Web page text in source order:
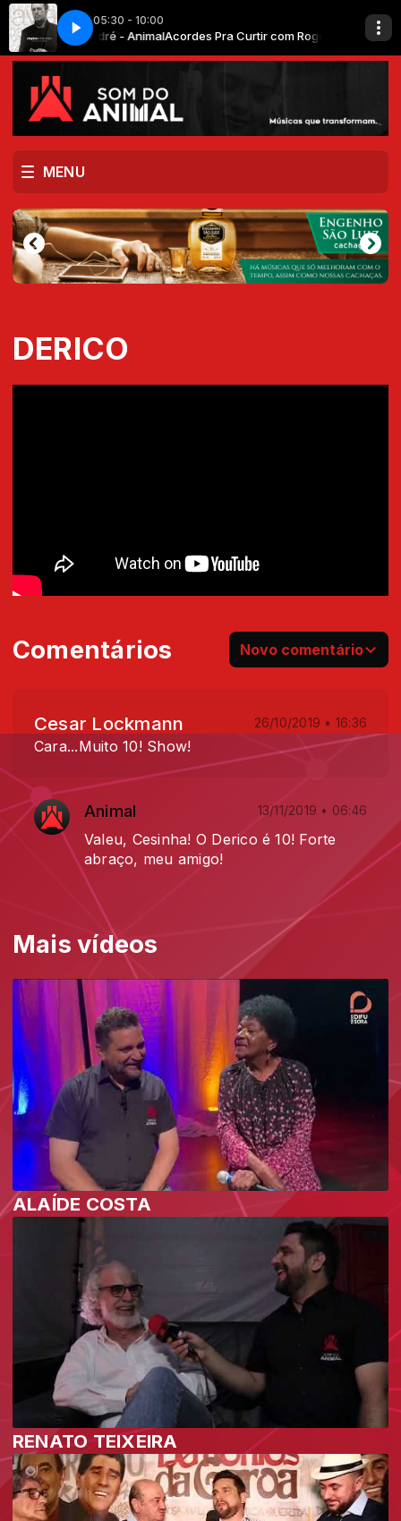
05:30 - 10:00
André - AnimalAcordes Pra Curtir com Rogério Santo André -
Clapton Change The World - Eric Clapton
MENU
DERICO
Mais vídeos
ALAÍDE COSTA
RENATO TEIXEIRA
Comentários Novo comentário
Cara...Muito 10! Show!
Cesar Lockmann 26/10/2019 • 16:36
Valeu, Cesinha! O Derico é 10! Forte
abraço, meu amigo!
Animal 13/11/2019 • 06:46